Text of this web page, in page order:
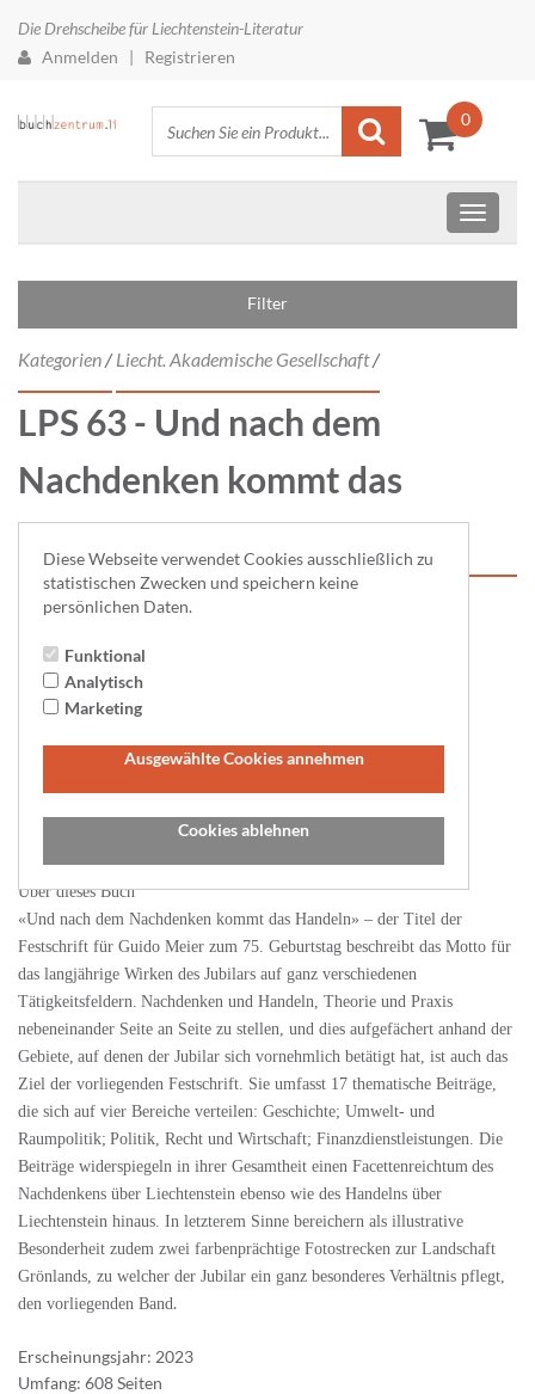
Die Drehscheibe für Liechtenstein-Literatur
Anmelden
| Registrieren
0
Filter
Kategorien/ Liecht. Akademische Gesellschaft/
LPS 63 - Und nach dem
Nachdenken kommt das
Handeln
Foto-Vergrößerung
Über dieses Buch
«Und nach dem Nachdenken kommt das Handeln» – der Titel der
Festschrift für Guido Meier zum 75. Geburtstag beschreibt das Motto für
das langjährige Wirken des Jubilars auf ganz verschiedenen
Tätigkeitsfeldern. Nachdenken und Handeln, Theorie und Praxis
nebeneinander Seite an Seite zu stellen, und dies aufgefächert anhand der
Gebiete, auf denen der Jubilar sich vornehmlich betätigt hat, ist auch das
Ziel der vorliegenden Festschrift. Sie umfasst 17 thematische Beiträge,
die sich auf vier Bereiche verteilen: Geschichte; Umwelt- und
Raumpolitik; Politik, Recht und Wirtschaft; Finanzdienstleistungen. Die
Beiträge widerspiegeln in ihrer Gesamtheit einen Facettenreichtum des
Nachdenkens über Liechtenstein ebenso wie des Handelns über
Liechtenstein hinaus. In letzterem Sinne bereichern als illustrative
Besonderheit zudem zwei farbenprächtige Fotostrecken zur Landschaft
Grönlands, zu welcher der Jubilar ein ganz besonderes Verhältnis pflegt,
den vorliegenden Band.
Erscheinungsjahr: 2023
Umfang: 608 Seiten
Diese Webseite verwendet Cookies ausschließlich zu
statistischen Zwecken und speichern keine
persönlichen Daten.
Funktional
Analytisch
Marketing
Ausgewählte Cookies annehmen
Cookies ablehnen